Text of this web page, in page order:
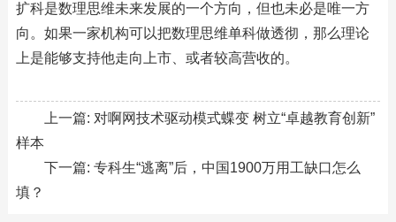
扩科是数理思维未来发展的一个方向，但也未必是唯一方
向。如果一家机构可以把数理思维单科做透彻，那么理论
上是能够支持他走向上市、或者较高营收的。
上一篇: 对啊网技术驱动模式蝶变 树立“卓越教育创新”
样本
下一篇: 专科生“逃离”后，中国1900万用工缺口怎么
填？